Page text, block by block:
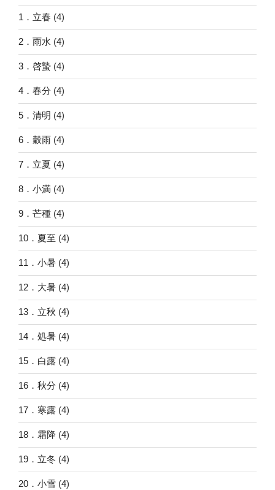
1．立春 (4)
2．雨水 (4)
3．啓蟄 (4)
4．春分 (4)
5．清明 (4)
6．穀雨 (4)
7．立夏 (4)
8．小満 (4)
9．芒種 (4)
10．夏至 (4)
11．小暑 (4)
12．大暑 (4)
13．立秋 (4)
14．処暑 (4)
15．白露 (4)
16．秋分 (4)
17．寒露 (4)
18．霜降 (4)
19．立冬 (4)
20．小雪 (4)